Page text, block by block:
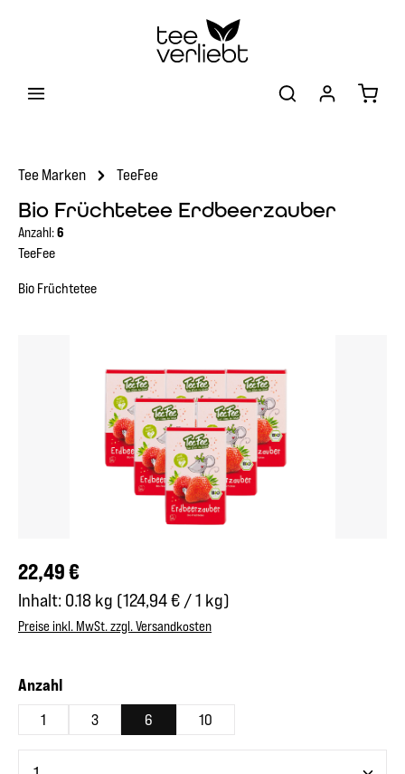
Tee Marken TeeFee
Bio Früchtetee Erdbeerzauber
Anzahl:6
TeeFee
Bio Früchtetee
Regulärer Preis:
22,49 €
Inhalt: 0.18 kg (124,94 € / 1 kg)
Preise inkl. MwSt. zzgl. Versandkosten
Anzahlauswählen
1 3 6 10